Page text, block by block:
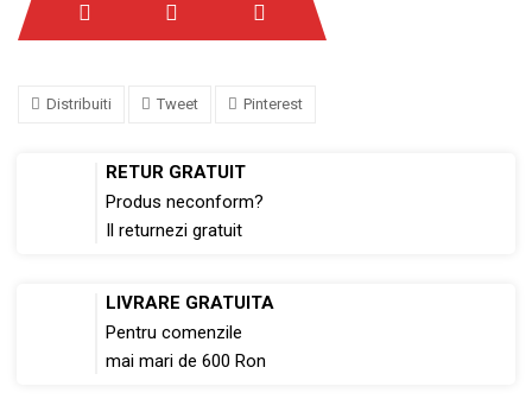
Distribuiti Tweet Pinterest
RETUR GRATUIT
Produs neconform?
Il returnezi gratuit
LIVRARE GRATUITA
Pentru comenzile
mai mari de 600 Ron